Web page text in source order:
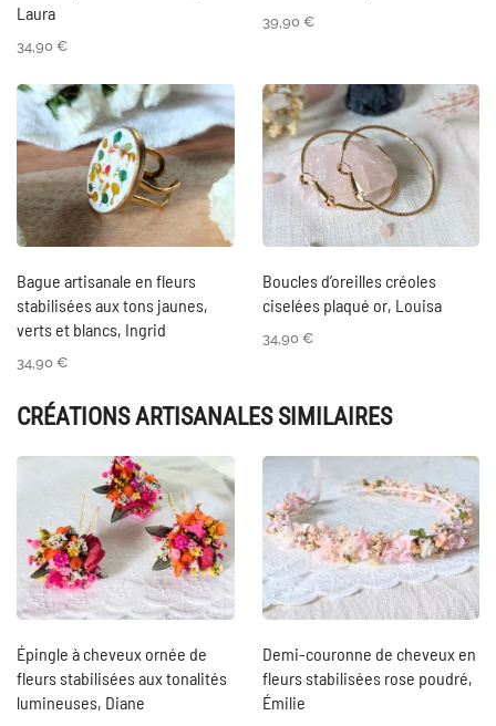
Laura
34,90 €
39,90 €
Bague artisanale en fleurs
stabilisées aux tons jaunes,
verts et blancs, Ingrid
34,90 €
Boucles d’oreilles créoles
ciselées plaqué or, Louisa
34,90 €
CRÉATIONS ARTISANALES SIMILAIRES
Épingle à cheveux ornée de
fleurs stabilisées aux tonalités
lumineuses, Diane
Demi-couronne de cheveux en
fleurs stabilisées rose poudré,
Émilie